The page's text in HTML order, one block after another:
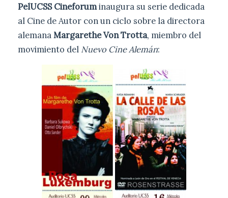
PelUCSS Cineforuminaugura su serie dedicada
al Cine de Autor con un ciclo sobre la directora
alemanaMargarethe Von Trotta, miembro del
movimiento del Nuevo Cine Alemán: